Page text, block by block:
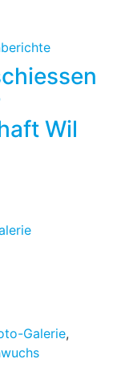
Wil
Galerie,